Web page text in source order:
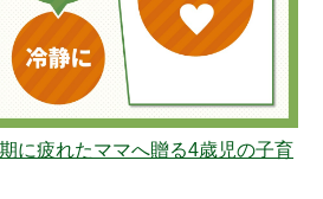
に疲れたママへ贈る4歳児の子育